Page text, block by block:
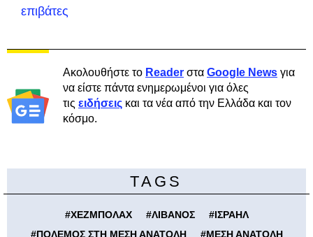
επιβάτες
Ακολουθήστε το Reader στα Google News για
να είστε πάντα ενημερωμένοι για όλες
τις ειδήσεις και τα νέα από την Ελλάδα και τον
κόσμο.
TAGS
#ΧΕΖΜΠΟΛΑΧ #ΛΙΒΑΝΟΣ #ΙΣΡΑΗΛ
#ΠΟΛΕΜΟΣ ΣΤΗ ΜΕΣΗ ΑΝΑΤΟΛΗ #ΜΕΣΗ ΑΝΑΤΟΛΗ